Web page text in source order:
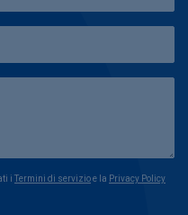
i Termini di servizioe la Privacy Policy